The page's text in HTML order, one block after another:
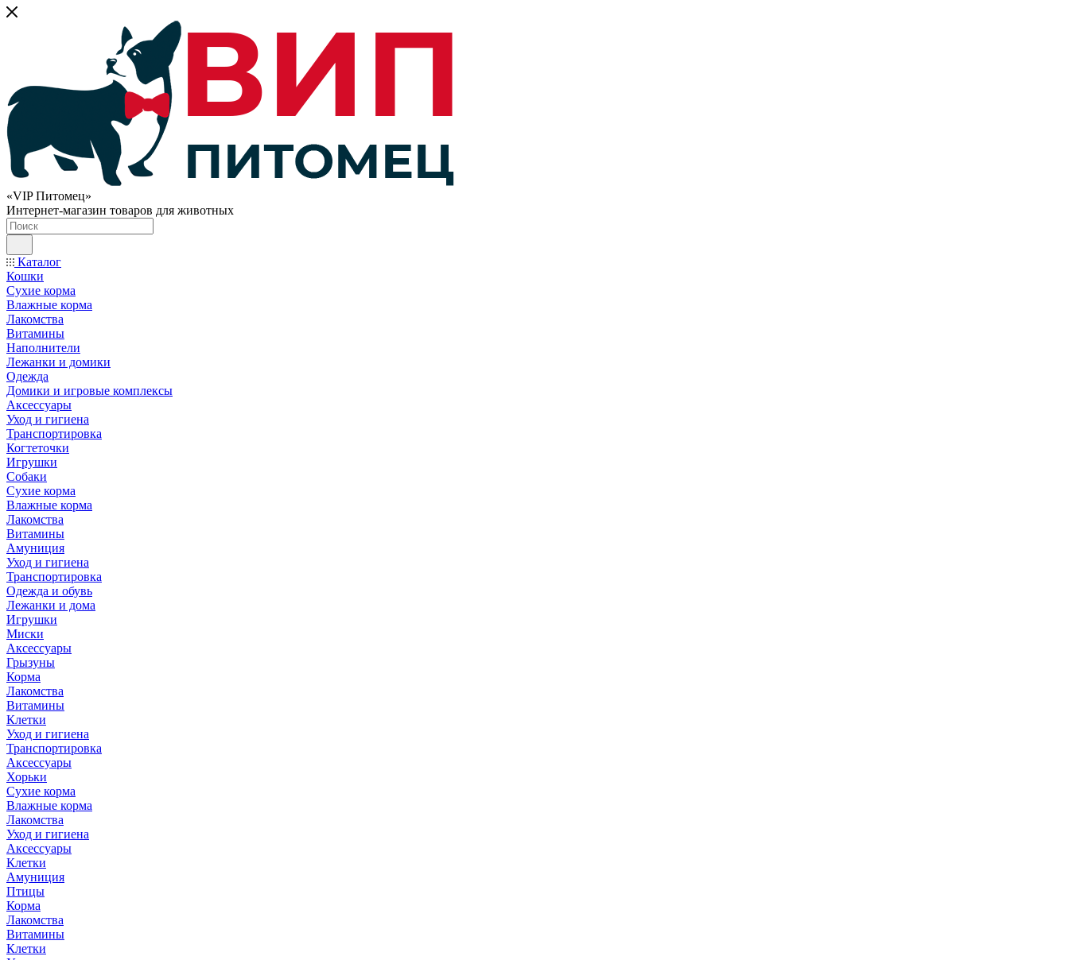
«VIP Питомец»
Интернет-магазин товаров для животных
Каталог
Кошки
Сухие корма
Влажные корма
Лакомства
Витамины
Наполнители
Лежанки и домики
Одежда
Домики и игровые комплексы
Аксессуары
Уход и гигиена
Транспортировка
Когтеточки
Игрушки
Собаки
Сухие корма
Влажные корма
Лакомства
Витамины
Амуниция
Уход и гигиена
Транспортировка
Одежда и обувь
Лежанки и дома
Игрушки
Миски
Аксессуары
Грызуны
Корма
Лакомства
Витамины
Клетки
Уход и гигиена
Транспортировка
Аксессуары
Хорьки
Сухие корма
Влажные корма
Лакомства
Уход и гигиена
Аксессуары
Клетки
Амуниция
Птицы
Корма
Лакомства
Витамины
Клетки